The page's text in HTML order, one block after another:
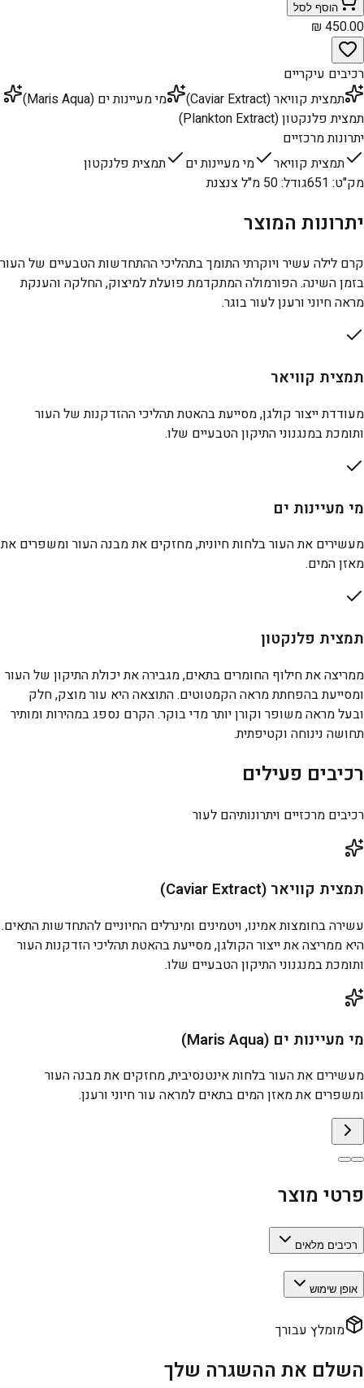
הוסף לסל
רכיבים עיקריים
תמצית קוויאר (Caviar Extract)
מי מעיינות ים (Maris Aqua)
תמצית פלנקטון (Plankton Extract)
יתרונות מרכזיים
תמצית קוויאר
מי מעיינות ים
תמצית פלנקטון
מק"ט:
651גודל:50 מ"ל צנצנת
יתרונות המוצר
קרם לילה עשיר ויוקרתי התומך בתהליכי ההתחדשות הטבעיים של העור
בזמן השינה. הפורמולה המתקדמת פועלת למיצוק, החלקה והענקת
מראה חיוני ורענן לעור בוגר.
תמצית קוויאר
מעודדת ייצור קולגן, מסייעת בהאטת תהליכי ההזדקנות של העור
ותומכת במנגנוני התיקון הטבעיים שלו.
מי מעיינות ים
מעשירים את העור בלחות חיונית, מחזקים את מבנה העור ומשפרים את
מאזן המים.
תמצית פלנקטון
ממריצה את חילוף החומרים בתאים, מגבירה את יכולת התיקון של העור
ומסייעת בהפחתת מראה הקמטוטים. התוצאה היא עור מוצק, חלק
ובעל מראה משופר וקורן יותר מדי בוקר. הקרם נספג במהירות ומותיר
תחושה נינוחה וקטיפתית.
רכיבים פעילים
רכיבים מרכזיים ויתרונותיהם לעור
תמצית קוויאר (Caviar Extract)
עשירה בחומצות אמינו, ויטמינים ומינרלים החיוניים להתחדשות התאים.
היא ממריצה את ייצור הקולגן, מסייעת בהאטת תהליכי הזדקנות העור
ותומכת במנגנוני התיקון הטבעיים שלו.
מי מעיינות ים (Maris Aqua)
מעשירים את העור בלחות אינטנסיבית, מחזקים את מבנה העור
ומשפרים את מאזן המים בתאים למראה עור חיוני ורענן.
פרטי מוצר
רכיבים מלאים
אופן שימוש
מומלץ עבורך
השלם את ההשגרה שלך